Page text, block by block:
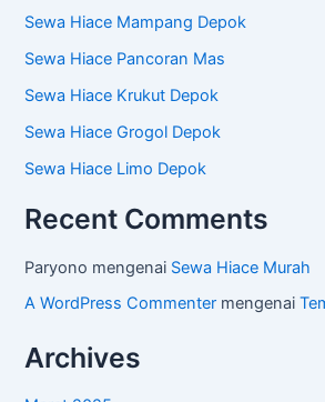
Sewa Hiace Mampang Depok
Sewa Hiace Pancoran Mas
Sewa Hiace Krukut Depok
Sewa Hiace Grogol Depok
Sewa Hiace Limo Depok
Recent Comments
Paryono mengenai Sewa Hiace Murah
A WordPress Commenter mengenai
Archives